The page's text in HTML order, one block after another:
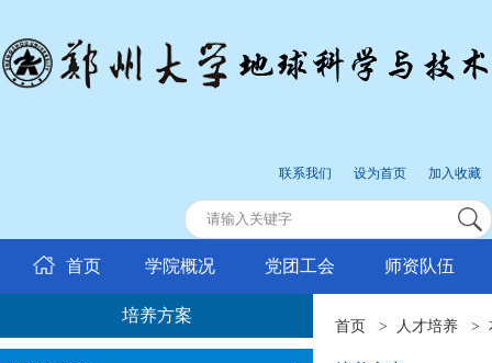
联系我们 设为首页 加入收藏
首页 学院概况 党团工会 师资队伍
培养方案
首页 > 人才培养 >